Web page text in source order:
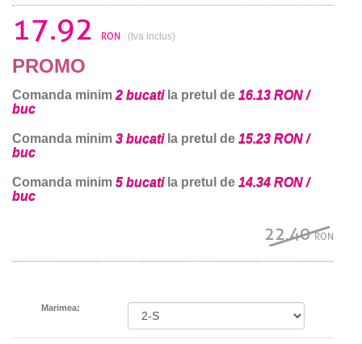
17.92 RON (tva inclus)
PROMO
Comanda minim 2 bucatila pretul de 16.13 RON /
buc
Comanda minim 3 bucatila pretul de 15.23 RON /
buc
Comanda minim 5 bucatila pretul de 14.34 RON /
buc
22.40RON
Marimea: